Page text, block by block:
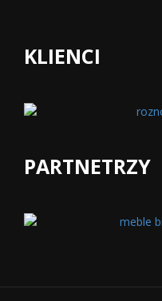
KLIENCI
PARTNETRZY